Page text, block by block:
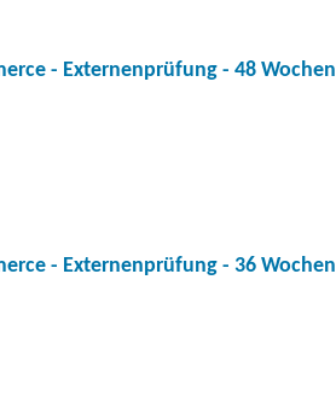
- Externenprüfung - 48 Wochen
- Externenprüfung - 36 Wochen